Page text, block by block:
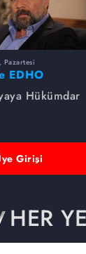
EDHO
Hükümdar
Girişi
HER